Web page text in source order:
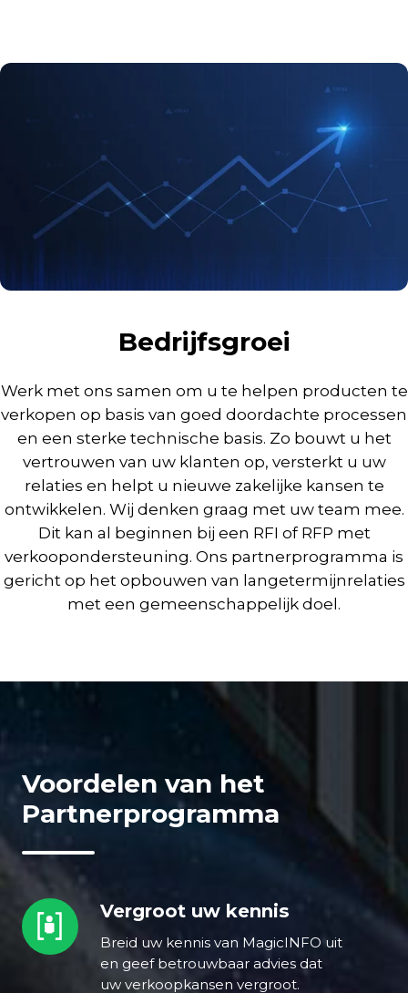
Bedrijfsgroei
Werk met ons samen om u te helpen producten te
verkopen op basis van goed doordachte processen
en een sterke technische basis. Zo bouwt u het
vertrouwen van uw klanten op, versterkt u uw
relaties en helpt u nieuwe zakelijke kansen te
ontwikkelen. Wij denken graag met uw team mee.
Dit kan al beginnen bij een RFI of RFP met
verkoopondersteuning. Ons partnerprogramma is
gericht op het opbouwen van langetermijnrelaties
met een gemeenschappelijk doel.
Voordelen van het
Partnerprogramma
Vergroot uw kennis
Breid uw kennis van MagicINFO uit
en geef betrouwbaar advies dat
uw verkoopkansen vergroot.
Vergroot
uw
kennis